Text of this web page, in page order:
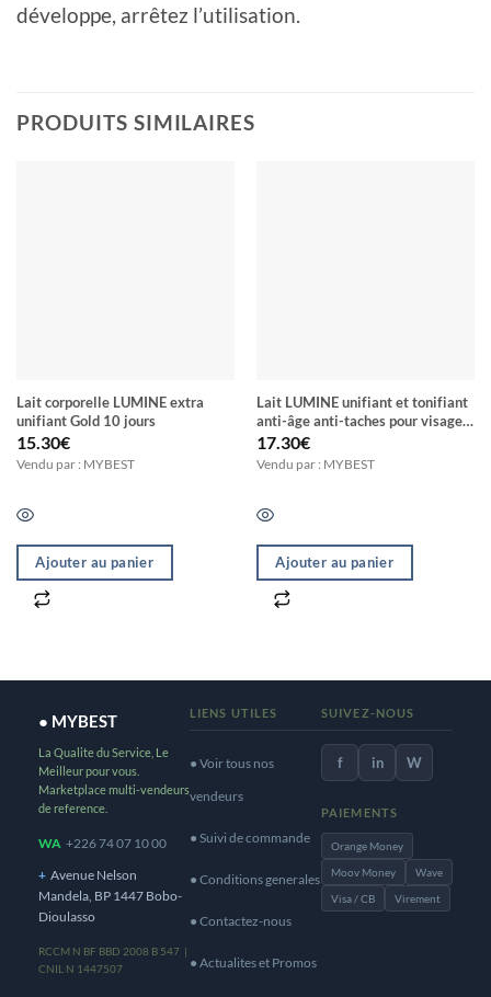
développe, arrêtez l’utilisation.
PRODUITS SIMILAIRES
Lait corporelle LUMINE extra
unifiant Gold 10 jours
15.30€
Vendu par : MYBEST
Ajouter au panier
Lait LUMINE unifiant et tonifiant
anti-âge anti-taches pour visage
& corps Half-Cast blanchiment en
7 Jours
17.30€
Vendu par : MYBEST
Ajouter au panier
● MYBEST
La Qualite du Service, Le
Meilleur pour vous.
Marketplace multi-vendeurs
de reference.
WA +226 74 07 10 00
+ Avenue Nelson
Mandela, BP 1447 Bobo-
Dioulasso
RCCM N BF BBD 2008 B 547 |
CNIL N 1447507
LIENS UTILES
● Voir tous nos
vendeurs
● Suivi de commande
● Conditions generales
● Contactez-nous
● Actualites et Promos
SUIVEZ-NOUS
f in W
PAIEMENTS
Orange Money
Moov Money
Wave
Visa / CB
Virement